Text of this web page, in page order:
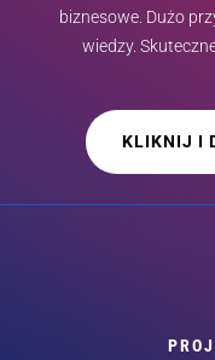
biznesowe. Dużo
wiedzy.
KLIKNIJ I